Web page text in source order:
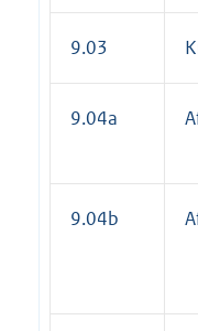
9.03
9.04a
9.04b